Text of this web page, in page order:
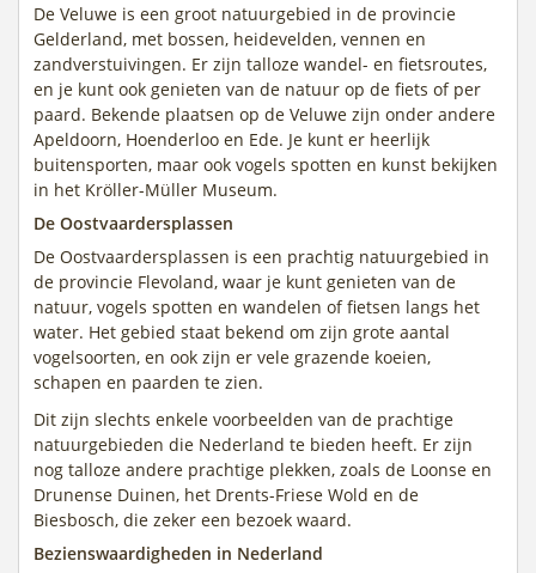
De Veluwe is een groot natuurgebied in de provincie
Gelderland, met bossen, heidevelden, vennen en
zandverstuivingen. Er zijn talloze wandel- en fietsroutes,
en je kunt ook genieten van de natuur op de fiets of per
paard. Bekende plaatsen op de Veluwe zijn onder andere
Apeldoorn, Hoenderloo en Ede. Je kunt er heerlijk
buitensporten, maar ook vogels spotten en kunst bekijken
in het Kröller-Müller Museum.
De Oostvaardersplassen
De Oostvaardersplassen is een prachtig natuurgebied in
de provincie Flevoland, waar je kunt genieten van de
natuur, vogels spotten en wandelen of fietsen langs het
water. Het gebied staat bekend om zijn grote aantal
vogelsoorten, en ook zijn er vele grazende koeien,
schapen en paarden te zien.
Dit zijn slechts enkele voorbeelden van de prachtige
natuurgebieden die Nederland te bieden heeft. Er zijn
nog talloze andere prachtige plekken, zoals de Loonse en
Drunense Duinen, het Drents-Friese Wold en de
Biesbosch, die zeker een bezoek waard.
Bezienswaardigheden in Nederland